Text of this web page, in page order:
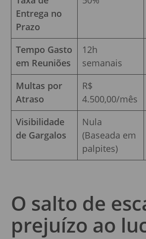
Entrega no
Prazo
Tempo Gasto
em Reuniões
12h
semanais
Multas por
Atraso
R$
4.500,00/mês
Visibilidade
de Gargalos
Nula
(Baseada em
palpites)
O salto de
prejuízo ao